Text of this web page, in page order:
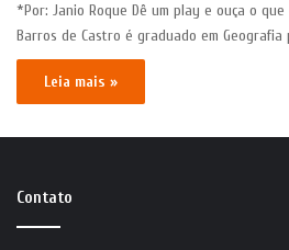
*Por: Janio Roque Dê um play e ouça o
Barros de Castro é graduado em Geografia
Leia mais »
Contato